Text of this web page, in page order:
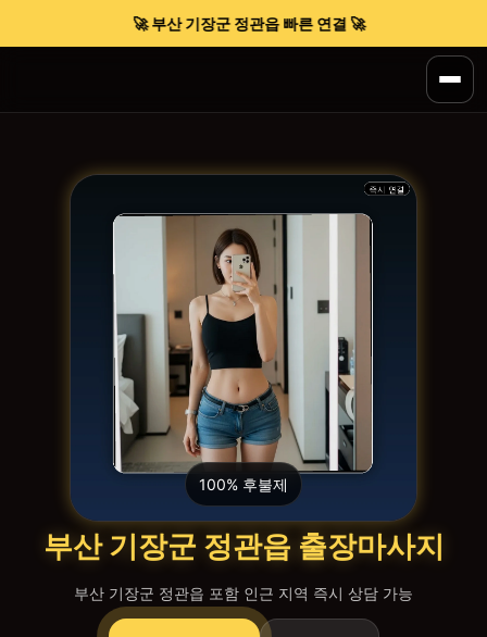
🚀 부산 기장군 정관읍 빠른 연결 🚀
100% 후불제
부산 기장군 정관읍 출장마사지
부산 기장군 정관읍 포함 인근 지역 즉시 상담 가능